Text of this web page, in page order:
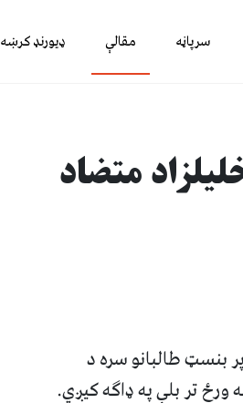
سرپاڼه مقالې ډیورنډ کرښه
متضاد
بنسټ طالبانو سره د
ورځ تر بلې په ډاګه کیږي.